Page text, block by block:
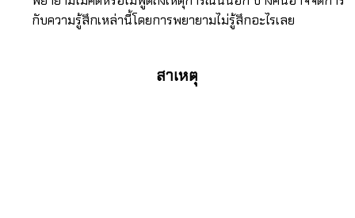
กับความรู้สึกเหล่านี้โดยการพยายามไม่รู้สึกอะไรเลย
สาเหตุ